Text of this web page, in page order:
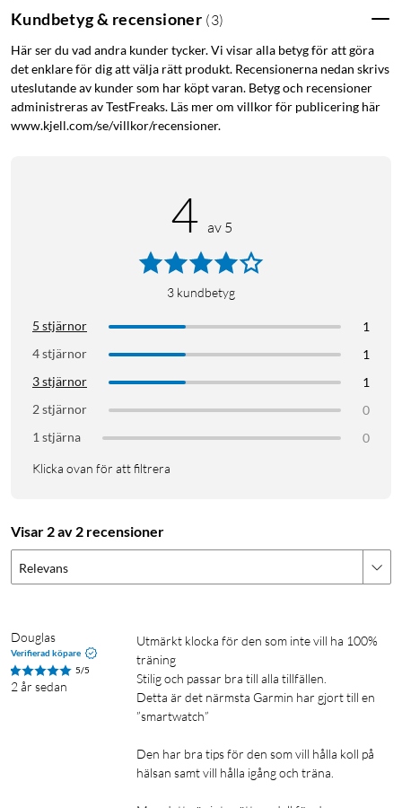
SMS direkt på handleden
Trådlösa betalningar med Garmin Pay
Lätt boett med infattning i rostfritt stål
Fungerar med Garmin Connect (iOS/Android)
Energiövervakning med Body Battery
behöver ladda om med sömn. Och få ännu mer detaljer och
personlig information om hur sömn, tupplurar, dagliga
aktiviteter och hög stress påverkar energinivåerna.
Få sömnresultat och personlig coachning kring hur mycket
sömn du behöver och hur du kan förbättra din sömnkvalitet.
viktiga mätvärden under sömnperioden, som HRV-status för
att bättre förstå din hälsa.
inomhussporter – inklusive gång, löpning, cykling, simning i
bassäng, aktiviteter för rullstolsanvändare med mera.
När den är ihopparad med en kompatibel smartphone kan du
ringa och ta emot telefonsamtal direkt från klockan.
Dessutom kan du använda din smartphones röstassistent till
att svara på sms och mycket mer.
Få bättre förståelse för hur varje träningspass påverkar din
Kundbetyg & recensioner (3)
Här ser du vad andra kunder tycker. Vi visar alla betyg för att göra
det enklare för dig att välja rätt produkt. Recensionerna nedan skrivs
uteslutande av kunder som har köpt varan. Betyg och recensioner
administreras av TestFreaks. Läs mer om villkor för publicering här
www.kjell.com/se/villkor/recensioner.
4 av 5
3 kundbetyg
5 stjärnor
1
4 stjärnor
1
3 stjärnor
1
2 stjärnor
0
1 stjärna
0
Klicka ovan för att filtrera
Visar 2 av 2 recensioner
Relevans
Douglas
Verifierad köpare
5/5
2 år sedan
Utmärkt klocka för den som inte vill ha 100%
träning
Stilig och passar bra till alla tillfällen.
Detta är det närmsta Garmin har gjort till en
”smartwatch”
Den har bra tips för den som vill hålla koll på
hälsan samt vill hålla igång och träna.